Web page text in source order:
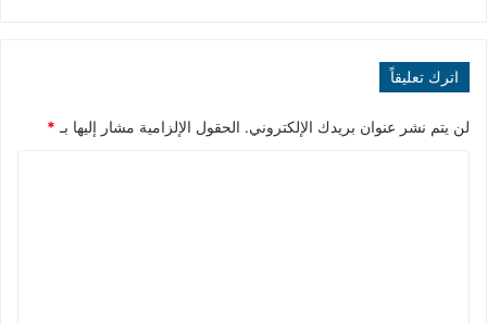
اترك تعليقاً
لن يتم نشر عنوان بريدك الإلكتروني. الحقول الإلزامية مشار إليها بـ *